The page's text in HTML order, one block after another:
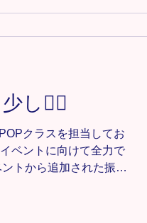
free-style ＊-＊-＊-＊-
-＊-＊-＊
スクール #Tiara #キッズ
#チア #チアダンス
埼玉ダンススクール
し❤️‍🔥
クラスを担当してお
ベントに向けて全力で
トから追加された振り